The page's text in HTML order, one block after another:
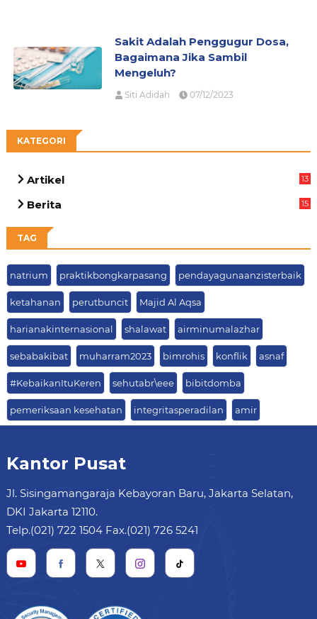
Sakit Adalah Penggugur Dosa,
Bagaimana Jika Sambil
Mengeluh?
Siti Adidah 07/12/2023
KATEGORI
Artikel
13
Berita
15
TAG
natrium praktikbongkarpasang pendayagunaanzisterbaik
ketahanan perutbuncit Majid Al Aqsa
harianakinternasional shalawat airminumalazhar
sebabakibat muharram2023 bimrohis konflik asnaf
#KebaikanItuKeren sehutabr\eee bibitdomba
pemeriksaan kesehatan integritasperadilan amir
Kantor Pusat
Jl. Sisingamangaraja Kebayoran Baru, Jakarta Selatan,
DKI Jakarta 12110.
Telp.(021) 722 1504 Fax.(021) 726 5241